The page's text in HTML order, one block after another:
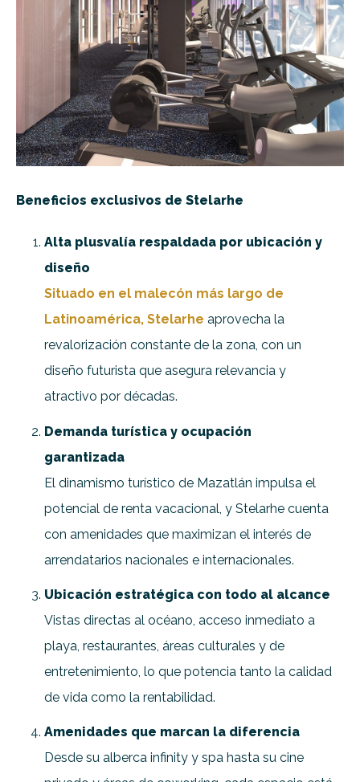
Beneficios exclusivos de Stelarhe
Alta plusvalía respaldada por ubicación y
diseño
Situado en el malecón más largo de
Latinoamérica, Stelarheaprovecha la
revalorización constante de la zona, con un
diseño futurista que asegura relevancia y
atractivo por décadas.
Demanda turística y ocupación
garantizada
El dinamismo turístico de Mazatlán impulsa el
potencial de renta vacacional, y Stelarhe cuenta
con amenidades que maximizan el interés de
arrendatarios nacionales e internacionales.
Ubicación estratégica con todo al alcance
Vistas directas al océano, acceso inmediato a
playa, restaurantes, áreas culturales y de
entretenimiento, lo que potencia tanto la calidad
de vida como la rentabilidad.
Amenidades que marcan la diferencia
Desde su alberca infinity y spa hasta su cine